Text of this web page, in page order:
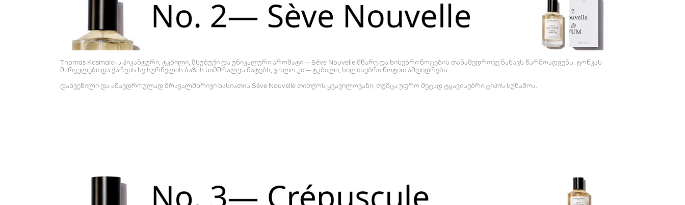
Thomas Kosmala-ს პიკანტური, ტკბილი, მსუბუქი და უნიკალური არომატი — Sève Nouvelle მწარე და ხისებრი ნოტების თანამედროვე ნაზავს წარმოადგენს. ტონკას
მარცვლები და ქარვის ხე სურნელის ბაზას სიმშრალეს მატებს, ჟოლო კი — ტკბილი, ხილისებრი ნოტით ამდიდრებს.
დახვეწილი და ამავდროულად მრავალმხრივი ხასიათის Sève Nouvelle თითქოს ყვავილოვანი, თუმცა უფრო მეტად ტყავისებრი ტიპის სუნამოა.